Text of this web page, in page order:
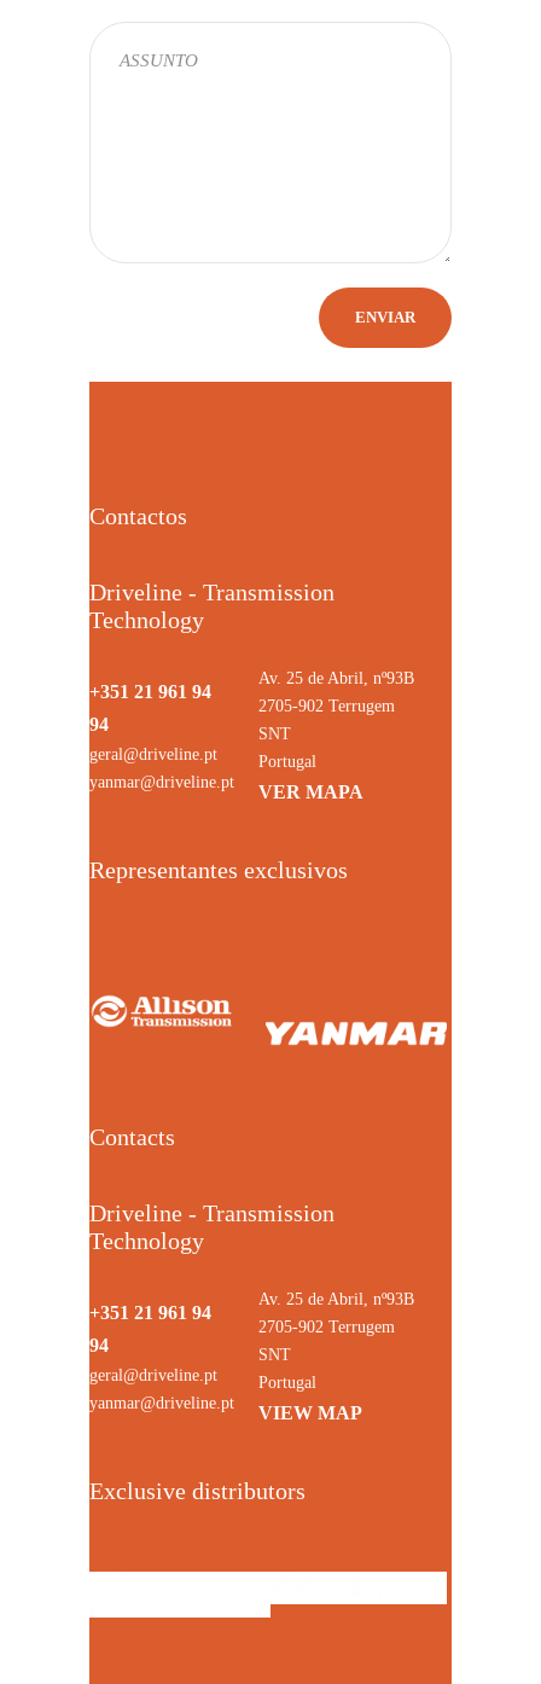
Contactos
Driveline - Transmission
Technology
+351 21 961 94
94
geral@driveline.pt
yanmar@driveline.pt
Av. 25 de Abril, nº93B
2705-902 Terrugem
SNT
Portugal
VER MAPA
Representantes exclusivos
Contacts
Driveline - Transmission
Technology
+351 21 961 94
94
geral@driveline.pt
yanmar@driveline.pt
Av. 25 de Abril, nº93B
2705-902 Terrugem
SNT
Portugal
VIEW MAP
Exclusive distributors